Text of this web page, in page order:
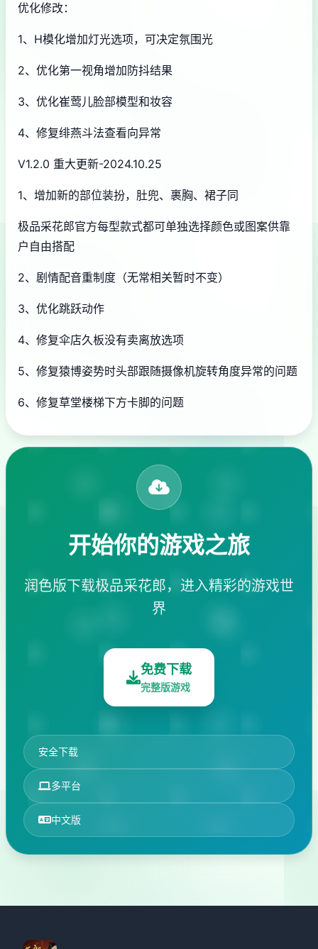
优化修改：
1、H模化增加灯光选项，可决定氛围光
2、优化第一视角增加防抖结果
3、优化崔莺儿脸部模型和妆容
4、修复绯燕斗法查看向异常
V1.2.0 重大更新-2024.10.25
1、增加新的部位装扮，肚兜、裹胸、裙子同
极品采花郎官方每型款式都可单独选择颜色或图案供靠
户自由搭配
2、剧情配音重制度（无常相关暂时不变）
3、优化跳跃动作
4、修复伞店久板没有卖离放选项
5、修复猿博姿势时头部跟随摄像机旋转角度异常的问题
6、修复草堂楼梯下方卡脚的问题
开始你的游戏之旅
润色版下载极品采花郎，进入精彩的游戏世
界
免费下载
完整版游戏
安全下载
多平台
中文版